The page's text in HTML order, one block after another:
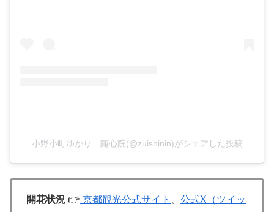
小野小町ゆかり 随心院(@zuishinin)がシェアした投稿
開花状況 👉 京都観光公式サイト
公式X（ツイッ